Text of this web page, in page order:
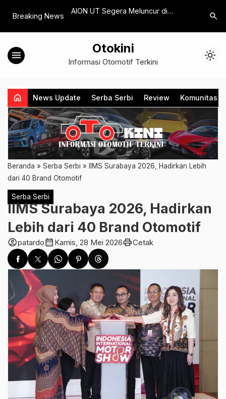
Breaking News
Baru 2024
AION UT Segera Meluncur di
Chery
search
menu Otokini
Informasi Otomotif Terkini light_mode
home News Update Serba Serbi Review Komunitas
Beranda » Serba Serbi »
IIMS Surabaya 2026, Hadirkan Lebih
dari 40 Brand Otomotif
Serba Serbi
IIMS Surabaya 2026, Hadirkan
Lebih dari 40 Brand Otomotif
account_circlepatardocalendar_month Kamis, 28 Mei 2026printCetak